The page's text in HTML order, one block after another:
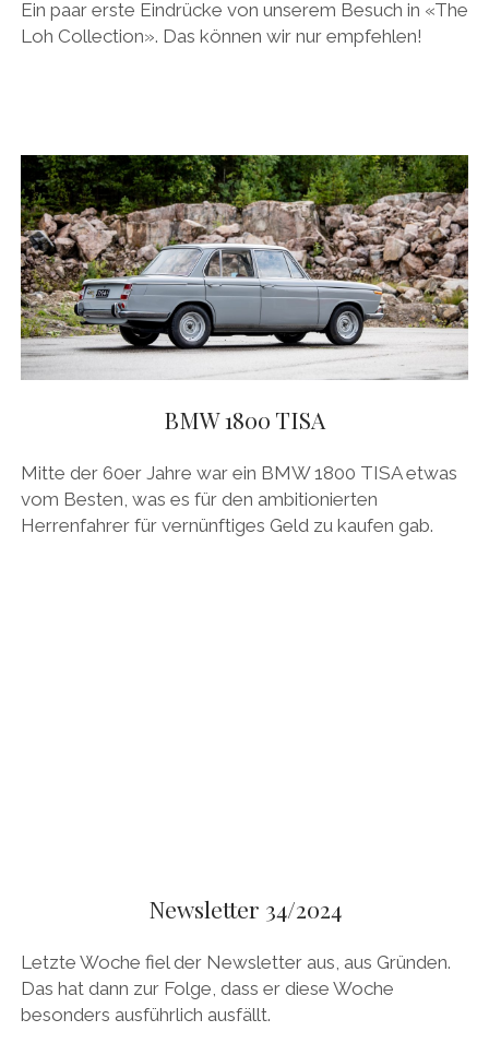
Ein paar erste Eindrücke von unserem Besuch in «The
Loh Collection». Das können wir nur empfehlen!
BMW 1800 TISA
Mitte der 60er Jahre war ein BMW 1800 TISA etwas
vom Besten, was es für den ambitionierten
Herrenfahrer für vernünftiges Geld zu kaufen gab.
Newsletter 34/2024
Letzte Woche fiel der Newsletter aus, aus Gründen.
Das hat dann zur Folge, dass er diese Woche
besonders ausführlich ausfällt.